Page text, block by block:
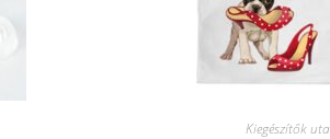
Kiegészítők